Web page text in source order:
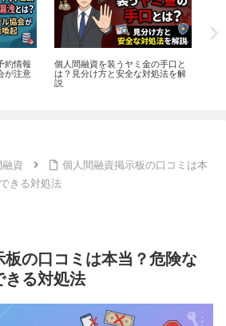
約情報
が注意
個人間融資を装うヤミ金の手口と
は？見分け方と安全な対処法を解
説
資
個人間融資掲示板の口コミは本
きる対処法
板の口コミは本当？危険な
きる対処法